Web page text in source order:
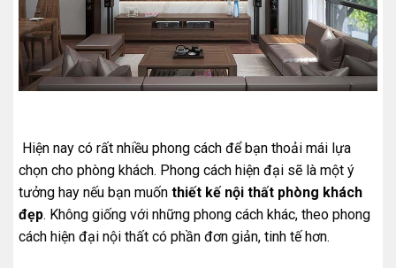
Hiện nay có rất nhiều phong cách để bạn thoải mái lựa
chọn cho phòng khách. Phong cách hiện đại sẽ là một ý
tưởng hay nếu bạn muốn thiết kế nội thất phòng khách
đẹp. Không giống với những phong cách khác, theo phong
cách hiện đại nội thất có phần đơn giản, tinh tế hơn.